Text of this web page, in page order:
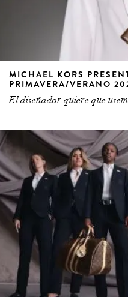
MICHAEL KORS
PRIMAVERA/VERANO
El diseñador quiere que